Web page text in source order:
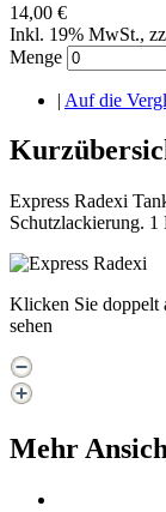
14,00 €
Inkl. 19% MwSt.,
Menge
| Auf die
Express Radexi
Schutzlackierung. 1
Klicken Sie doppelt
sehen
Mehr